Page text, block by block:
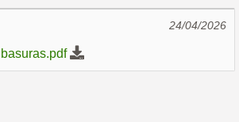
24/04/2026